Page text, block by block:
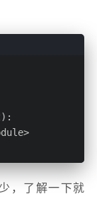
，了解一下就